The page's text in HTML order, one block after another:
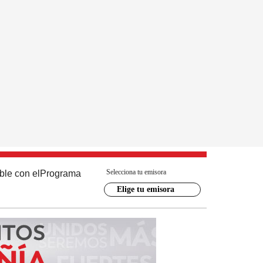
con el Programa Selecciona tu emisora
Elige tu emisora